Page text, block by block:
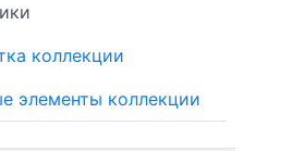
коллекции
элементы коллекции